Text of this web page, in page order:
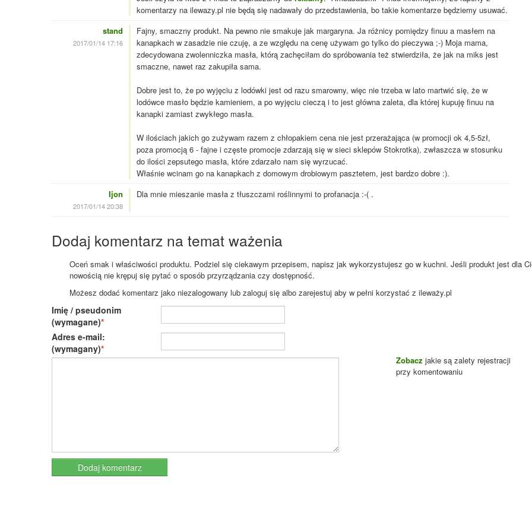
komentarzy na ilewazy.pl nie będą się nadawały do przedstawienia, bo takie komentarze będziemy usuwać.
stand
2017/01/14 17:16
Fajny, smaczny produkt. Na pewno nie smakuje jak margaryna. Ja różnicy pomiędzy finuu a masłem na
kanapkach w zasadzie nie czuję, a ze względu na cenę używam go tylko do pieczywa ;-) Moja mama,
zdecydowana zwolenniczka masła, którą zachęciłam do spróbowania też stwierdziła, że jak na miks jest
smaczne, nawet raz zakupiła sama.
Dobre jest to, że po wyjęciu z lodówki jest od razu smarowny, więc nie trzeba w lato martwić się, że w
lodówce masło będzie kamieniem, a po wyjęciu cieczą i to jest główna zaleta, dla której kupuję finuu na
kanapki zamiast zwykłego masła.
W ilościach jakich go zużywam razem z chłopakiem cena nie jest przerażająca (w promocji ok 4,5-5zł,
poza promocją 6 - fajne i częste promocje zdarzają się w sieci sklepów Stokrotka), zwłaszcza w stosunku
do ilości zepsutego masła, które zdarzało nam się wyrzucać.
Właśnie wcinam go na kanapkach z domowym drobiowym pasztetem, jest bardzo dobre :).
Ijon
2017/01/14 20:38
Dla mnie mieszanie masła z tłuszczami roślinnymi to profanacja :-( .
Dodaj komentarz na temat ważenia
Oceń smak i właściwości produktu. Podziel się ciekawym przepisem, napisz jak wykorzystujesz go w kuchni. Jeśli produkt jest dla
nowością nie krępuj się pytać o sposób przyrządzania czy dostępność.
Możesz dodać komentarz jako niezalogowany lub zaloguj się albo zarejestuj aby w pełni korzystać z ileważy.pl
Imię / pseudonim
(wymagane)
Adres e-mail:
(wymagany)
Zobacz jakie są zalety rejestracji
przy komentowaniu